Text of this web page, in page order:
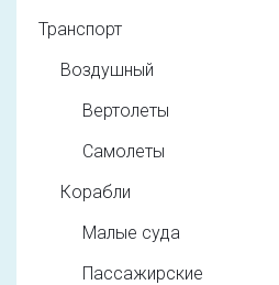
Транспорт
Воздушный
Вертолеты
Самолеты
Корабли
Малые суда
Пассажирские